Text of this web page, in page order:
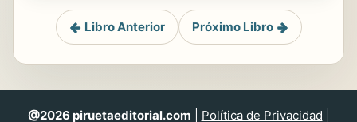
Libro Anterior Próximo Libro
@2026 piruetaeditorial.com Política de Privacidad